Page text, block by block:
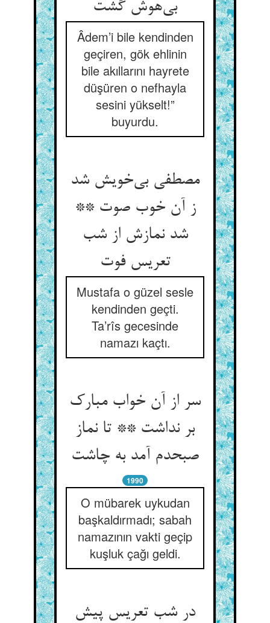
Âdem’i bile kendinden
geçiren, gök ehlinin
bile akıllarını hayrete
düşüren o nefhayla
sesini yükselt!”
buyurdu.
مصطفی بی‌‌خویش شد
ز آن خوب صوت **
شد نمازش از شب
تعریس فوت‌‌
Mustafa o güzel sesle
kendinden geçti.
Ta’rîs gecesinde
namazı kaçtı.
سر از آن خواب مبارک
بر نداشت ** تا نماز
1990
O mübarek uykudan
başkaldırmadı; sabah
namazının vakti geçip
kuşluk çağı geldi.
در شب تعریس پیش